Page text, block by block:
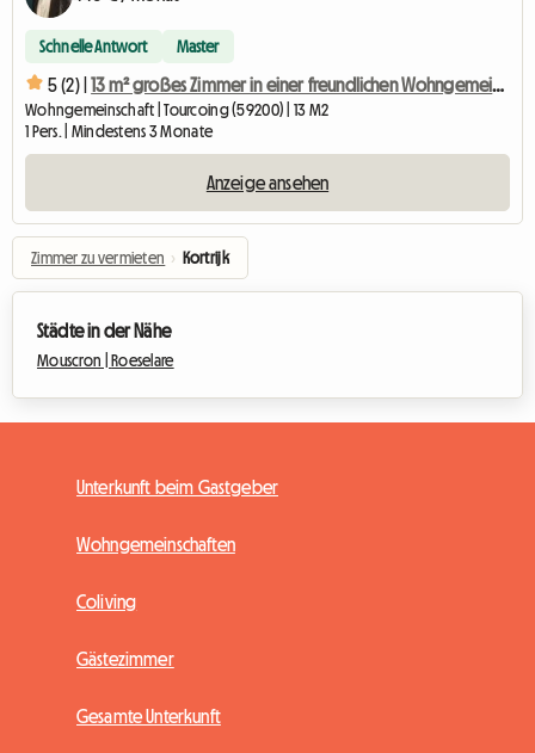
Schnelle Antwort Master
5 (2) | 13 m² großes Zimmer in einer freundlichen Wohngemeinschaft in Tourcoing, in der Nähe des Rathauses
Wohngemeinschaft | Tourcoing (59200) | 13 M2
1 Pers. | Mindestens 3 Monate
Anzeige ansehen
Zimmer zu vermieten › Kortrijk
Städte in der Nähe
Mouscron | Roeselare
Unterkunft beim Gastgeber
Wohngemeinschaften
Coliving
Gästezimmer
Gesamte Unterkunft